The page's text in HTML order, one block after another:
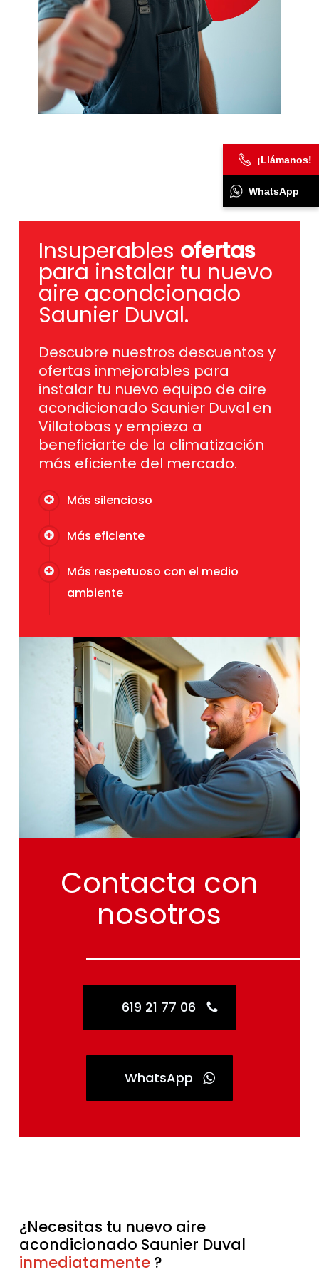
Insuperables ofertas
para instalar tu nuevo
aire acondcionado
Saunier Duval.
Descubre nuestros descuentos y
ofertas inmejorables para
instalar tu nuevo equipo de aire
acondicionado Saunier Duval en
Villatobas y empieza a
beneficiarte de la climatización
más eficiente del mercado.
Más silencioso
Más eficiente
Más respetuoso con el medio
ambiente
Contacta con
nosotros
619 21 77 06
WhatsApp
¿Necesitas tu nuevo aire
acondicionado Saunier Duval
sin esperas?
¡Llámanos!
WhatsApp